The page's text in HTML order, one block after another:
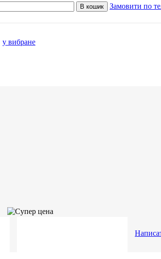
В кошик Замовити по
у вибране